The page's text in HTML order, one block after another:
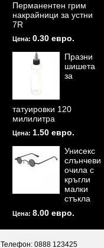
Перманентен грим
накрайници за устни
7R
Цена: 0.30 евро.
Празни
шишета
за
татуировки 120
милилитра
Цена: 1.50 евро.
Унисекс
слънчеви
очила с
кръгли
малки
стъкла
Цена: 8.00 евро.
Телефон: 0888 123425